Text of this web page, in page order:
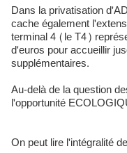
Dans la privatisation
cache également
terminal 4 (le T4)
d'euros pour accueillir
supplémentaires.
Au-delà de la question
l'opportunité
On peut lire l'intégralité